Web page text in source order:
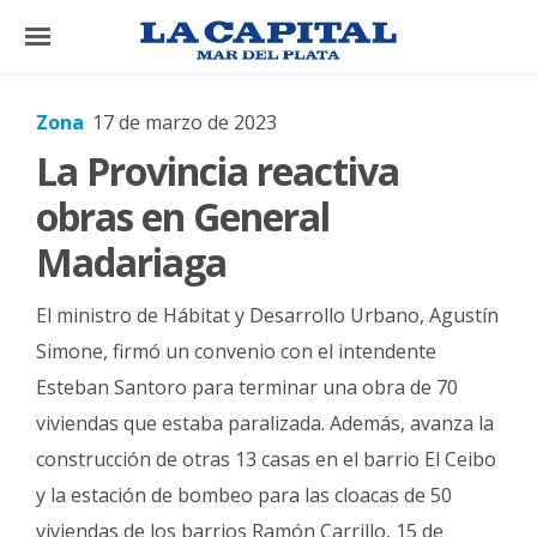
×
El
País
El
Mundo
La
Zona
Cultura
Tecnología
Salud
Zona 17 de marzo de 2023
La Provincia reactiva
obras en General
Madariaga
El ministro de Hábitat y Desarrollo Urbano, Agustín
Simone, firmó un convenio con el intendente
Esteban Santoro para terminar una obra de 70
viviendas que estaba paralizada. Además, avanza la
construcción de otras 13 casas en el barrio El Ceibo
y la estación de bombeo para las cloacas de 50
viviendas de los barrios Ramón Carrillo, 15 de